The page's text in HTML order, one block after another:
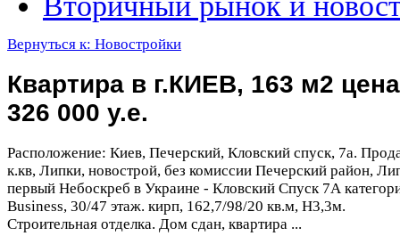
Вернуться к: Новостройки
Квартира в г.КИЕВ, 163 м2 цена
326 000 у.е.
Расположение: Киев, Печерский, Кловский спуск, 7а.
к.кв, Липки, новострой, без комиссии Печерский район,
первый Небоскреб в Украине - Кловский Спуск 7А
Business, 30/47 этаж. кирп, 162,7/98/20 кв.м, Н3,3м.
Строительная отделка. Дом сдан, квартира ...